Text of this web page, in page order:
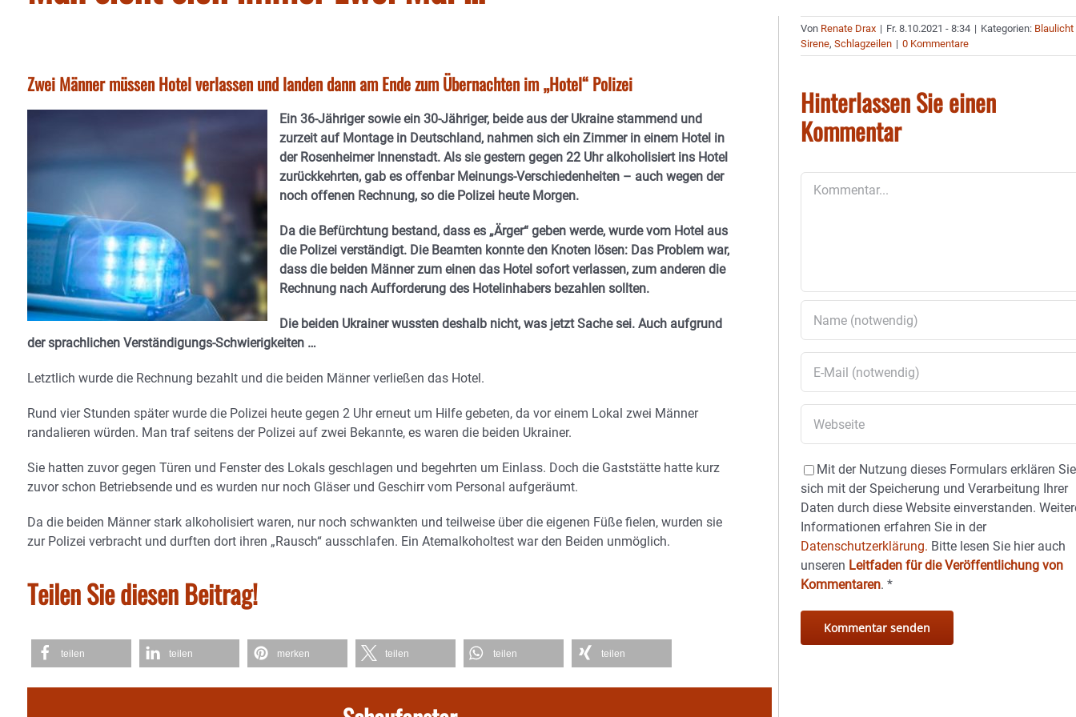
Zwei Männer müssen Hotel verlassen und landen dann am Ende zum Übernachten im „Hotel“ Polizei
Ein 36-Jähriger sowie ein 30-Jähriger, beide aus der Ukraine stammend und
zurzeit auf Montage in Deutschland, nahmen sich ein Zimmer in einem Hotel in
der Rosenheimer Innenstadt. Als sie gestern gegen 22 Uhr alkoholisiert ins Hotel
zurückkehrten, gab es offenbar Meinungs-Verschiedenheiten – auch wegen der
noch offenen Rechnung, so die Polizei heute Morgen.
Da die Befürchtung bestand, dass es „Ärger“ geben werde, wurde vom Hotel aus
die Polizei verständigt. Die Beamten konnte den Knoten lösen: Das Problem war,
dass die beiden Männer zum einen das Hotel sofort verlassen, zum anderen die
Rechnung nach Aufforderung des Hotelinhabers bezahlen sollten.
Die beiden Ukrainer wussten deshalb nicht, was jetzt Sache sei. Auch aufgrund
der sprachlichen Verständigungs-Schwierigkeiten …
Letztlich wurde die Rechnung bezahlt und die beiden Männer verließen das Hotel.
Rund vier Stunden später wurde die Polizei heute gegen 2 Uhr erneut um Hilfe gebeten, da vor einem Lokal zwei Männer
randalieren würden. Man traf seitens der Polizei auf zwei Bekannte, es waren die beiden Ukrainer.
Sie hatten zuvor gegen Türen und Fenster des Lokals geschlagen und begehrten um Einlass. Doch die Gaststätte hatte kurz
zuvor schon Betriebsende und es wurden nur noch Gläser und Geschirr vom Personal aufgeräumt.
Da die beiden Männer stark alkoholisiert waren, nur noch schwankten und teilweise über die eigenen Füße fielen, wurden sie
zur Polizei verbracht und durften dort ihren „Rausch“ ausschlafen. Ein Atemalkoholtest war den Beiden unmöglich.
Teilen Sie diesen Beitrag!
teilen teilen merken teilen teilen teilen
Von Renate Drax | Fr. 8.10.2021 - 8:34 | Kategorien: Blaulicht
Sirene,Schlagzeilen | 0 Kommentare
Hinterlassen Sie einen
Kommentar
Mit der Nutzung dieses Formulars erklären Sie
sich mit der Speicherung und Verarbeitung Ihrer
Daten durch diese Website einverstanden.
Informationen erfahren Sie in der
Datenschutzerklärung. Bitte lesen Sie hier auch
unseren Leitfaden für die Veröffentlichung von
Kommentaren.*